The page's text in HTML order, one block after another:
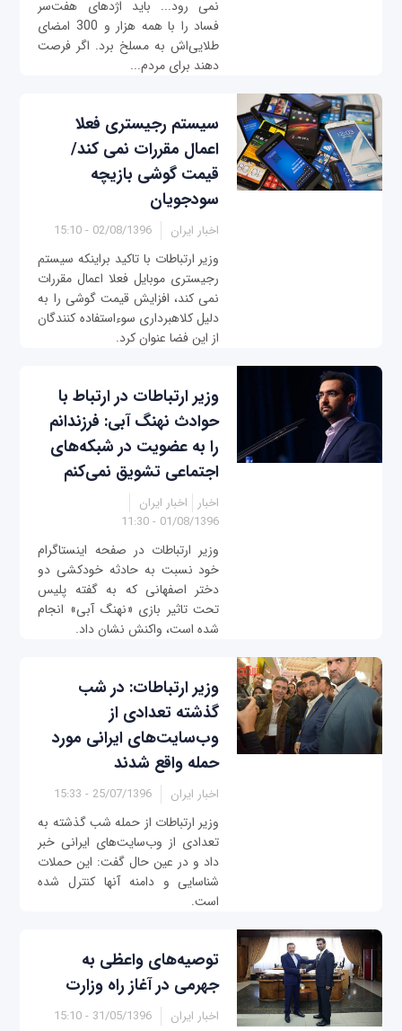
نمی رود... باید اژدهای هفت‌سر
فساد را با همه هزار و 300 امضای
طلایی‌اش به مسلخ برد. اگر فرصت
دهند برای مردم...
سیستم رجیستری فعلا
اعمال مقررات نمی کند/
قیمت گوشی بازیچه
سودجویان
اخبار ایران 02/08/1396 - 15:10
وزیر ارتباطات با تاکید براینکه سیستم
رجیستری موبایل فعلا اعمال مقررات
نمی کند، افزایش قیمت گوشی را به
دلیل کلاهبرداری سوءاستفاده کنندگان
از این فضا عنوان کرد.
وزیر ارتباطات در ارتباط با
حوادث نهنگ آبی: فرزندانم
را به عضویت در شبکه‌های
اجتماعی تشویق نمی‌کنم
اخبار
اخبار ایران
01/08/1396 - 11:30
وزیر ارتباطات در صفحه اینستاگرام
خود نسبت به حادثه خودکشی دو
دختر اصفهانی که به گفته پلیس
تحت تاثیر بازی «نهنگ آبی» انجام
شده است، واکنش نشان داد.
وزیر ارتباطات: در شب
گذشته تعدادی از
وب‌سایت‌های ایرانی مورد
حمله واقع شدند
اخبار ایران 25/07/1396 - 15:33
وزیر ارتباطات از حمله شب گذشته به
تعدادی از وب‌سایت‌های ایرانی خبر
داد و در عین حال گفت: این حملات
شناسایی و دامنه آنها کنترل شده
است.
توصیه‌های واعظی به
جهرمی در آغاز راه وزارت
اخبار ایران 31/05/1396 - 15:10